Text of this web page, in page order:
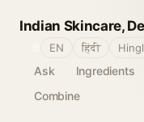
Indian Skincare,
Ask Ingredients
Combine
EN हिंदी